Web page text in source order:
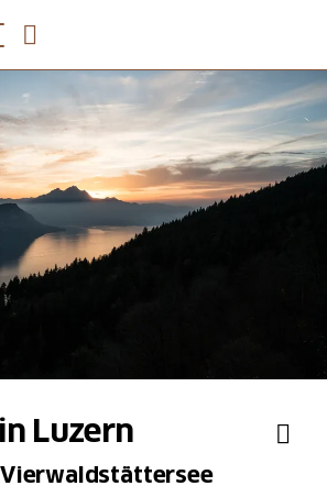
Luzern
Vierwaldstättersee